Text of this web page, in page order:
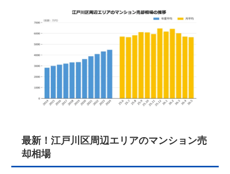
最新！江戸川区周辺エリアのマンション売
却相場